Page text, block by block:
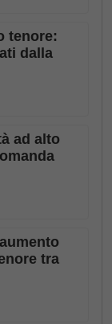
tenore:
dalla
ad alto
tra